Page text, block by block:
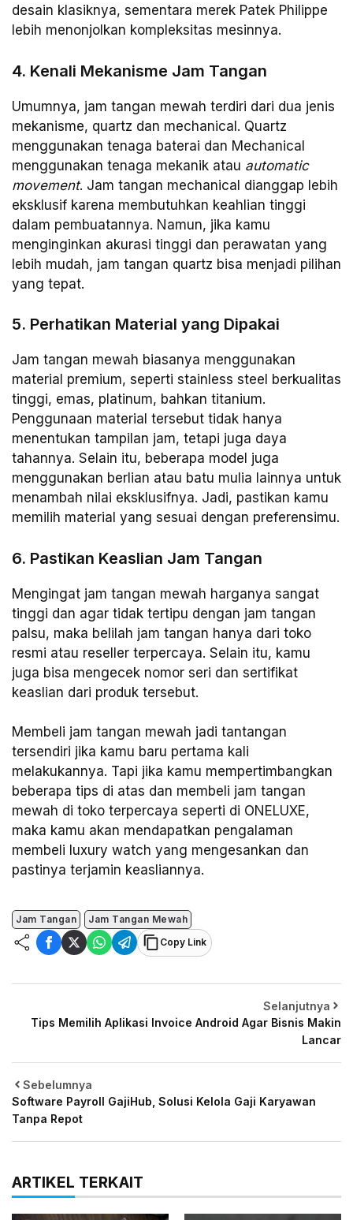
desain klasiknya, sementara merek Patek Philippe
lebih menonjolkan kompleksitas mesinnya.
4. Kenali Mekanisme Jam Tangan
Umumnya, jam tangan mewah terdiri dari dua jenis
mekanisme, quartz dan mechanical. Quartz
menggunakan tenaga baterai dan Mechanical
menggunakan tenaga mekanik atau automatic
movement. Jam tangan mechanical dianggap lebih
eksklusif karena membutuhkan keahlian tinggi
dalam pembuatannya. Namun, jika kamu
menginginkan akurasi tinggi dan perawatan yang
lebih mudah, jam tangan quartz bisa menjadi pilihan
yang tepat.
5. Perhatikan Material yang Dipakai
Jam tangan mewah biasanya menggunakan
material premium, seperti stainless steel berkualitas
tinggi, emas, platinum, bahkan titanium.
Penggunaan material tersebut tidak hanya
menentukan tampilan jam, tetapi juga daya
tahannya. Selain itu, beberapa model juga
menggunakan berlian atau batu mulia lainnya untuk
menambah nilai eksklusifnya. Jadi, pastikan kamu
memilih material yang sesuai dengan preferensimu.
6. Pastikan Keaslian Jam Tangan
Mengingat jam tangan mewah harganya sangat
tinggi dan agar tidak tertipu dengan jam tangan
palsu, maka belilah jam tangan hanya dari toko
resmi atau reseller terpercaya. Selain itu, kamu
juga bisa mengecek nomor seri dan sertifikat
keaslian dari produk tersebut.
Membeli jam tangan mewah jadi tantangan
tersendiri jika kamu baru pertama kali
melakukannya. Tapi jika kamu mempertimbangkan
beberapa tips di atas dan membeli jam tangan
mewah di toko terpercaya seperti di ONELUXE,
maka kamu akan mendapatkan pengalaman
membeli luxury watch yang mengesankan dan
pastinya terjamin keasliannya.
Jam Tangan
Jam Tangan Mewah
Copy Link
Sebelumnya
Software Payroll GajiHub, Solusi Kelola Gaji Karyawan
Tanpa Repot
Selanjutnya
Tips Memilih Aplikasi Invoice Android Agar Bisnis Makin
Lancar
ARTIKEL TERKAIT